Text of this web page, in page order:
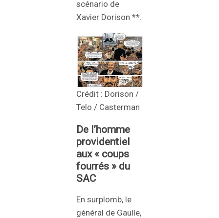
scénario de
Xavier Dorison **.
Crédit : Dorison /
Telo / Casterman
De l’homme
providentiel
aux « coups
fourrés » du
SAC
En surplomb, le
général de Gaulle,